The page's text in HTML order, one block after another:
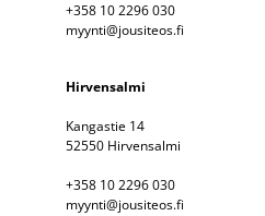
+358 10 2296 030
myynti@jousiteos.fi
Hirvensalmi
Kangastie 14
52550 Hirvensalmi
+358 10 2296 030
myynti@jousiteos.fi